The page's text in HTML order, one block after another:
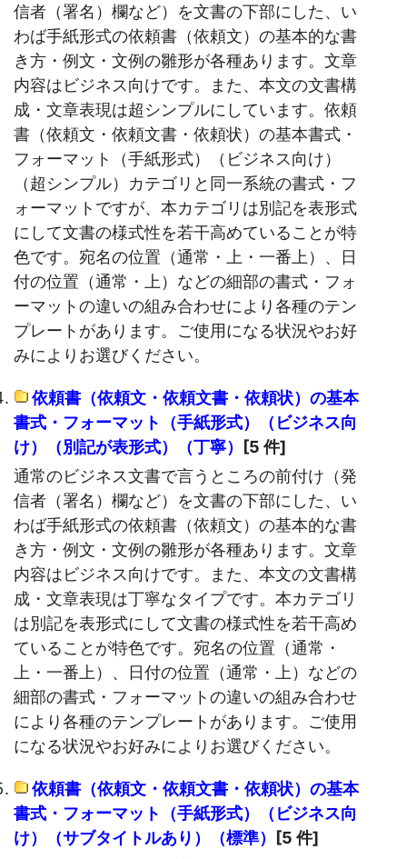
信者（署名）欄など）を文書の下部にした、い
わば手紙形式の依頼書（依頼文）の基本的な書
き方・例文・文例の雛形が各種あります。文章
内容はビジネス向けです。また、本文の文書構
成・文章表現は超シンプルにしています。依頼
書（依頼文・依頼文書・依頼状）の基本書式・
フォーマット（手紙形式）（ビジネス向け）
（超シンプル）カテゴリと同一系統の書式・フ
ォーマットですが、本カテゴリは別記を表形式
にして文書の様式性を若干高めていることが特
色です。宛名の位置（通常・上・一番上）、日
付の位置（通常・上）などの細部の書式・フォ
ーマットの違いの組み合わせにより各種のテン
プレートがあります。ご使用になる状況やお好
みによりお選びください。
依頼書（依頼文・依頼文書・依頼状）の基本
書式・フォーマット（手紙形式）（ビジネス向
け）（別記が表形式）（丁寧） [5 件]
通常のビジネス文書で言うところの前付け（発
信者（署名）欄など）を文書の下部にした、い
わば手紙形式の依頼書（依頼文）の基本的な書
き方・例文・文例の雛形が各種あります。文章
内容はビジネス向けです。また、本文の文書構
成・文章表現は丁寧なタイプです。本カテゴリ
は別記を表形式にして文書の様式性を若干高め
ていることが特色です。宛名の位置（通常・
上・一番上）、日付の位置（通常・上）などの
細部の書式・フォーマットの違いの組み合わせ
により各種のテンプレートがあります。ご使用
になる状況やお好みによりお選びください。
依頼書（依頼文・依頼文書・依頼状）の基本
書式・フォーマット（手紙形式）（ビジネス向
け）（サブタイトルあり）（標準） [5 件]